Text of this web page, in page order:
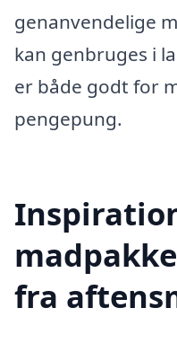
genanvendelige
kan genbruges i
er både godt for
pengepung.
fra